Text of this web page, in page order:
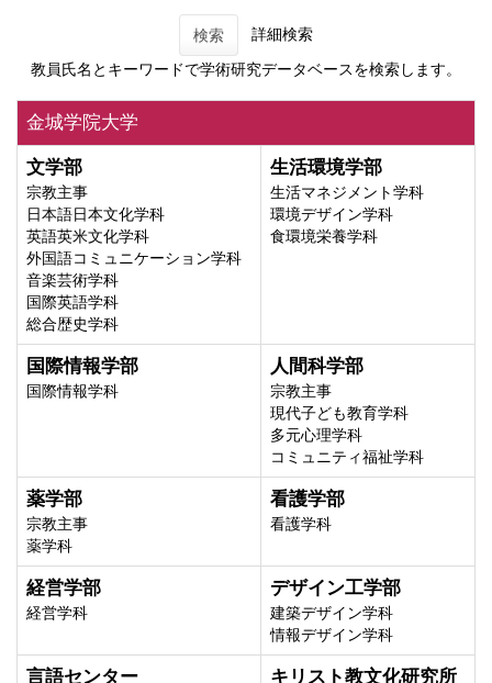
検索 詳細検索
教員氏名とキーワードで学術研究データベースを検索します。
金城学院大学
文学部
宗教主事
日本語日本文化学科
英語英米文化学科
外国語コミュニケーション学科
音楽芸術学科
国際英語学科
総合歴史学科
生活環境学部
生活マネジメント学科
環境デザイン学科
食環境栄養学科
国際情報学部
国際情報学科
人間科学部
宗教主事
現代子ども教育学科
多元心理学科
コミュニティ福祉学科
薬学部
宗教主事
薬学科
看護学部
看護学科
経営学部
経営学科
デザイン工学部
建築デザイン学科
情報デザイン学科
言語センター キリスト教文化研究所